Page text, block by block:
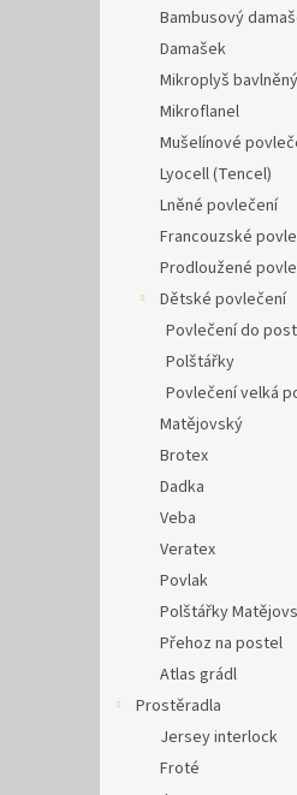
Bambusový
Damašek
Mikroplyš bavlněný
Mikroflanel
Mušelínové
Lyocell (Tencel)
Lněné povlečení
Francouzské
Prodloužené
Dětské povlečení
Povlečení do
Polštářky
Povlečení velká
Matějovský
Brotex
Dadka
Veba
Veratex
Povlak
Polštářky
Přehoz na postel
Atlas grádl
Prostěradla
Jersey interlock
Froté